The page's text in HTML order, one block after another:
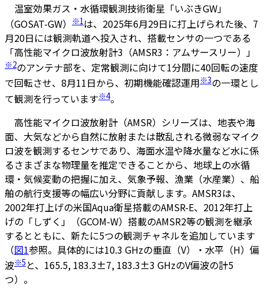
温室効果ガス・水循環観測技術衛星「いぶきGW」
（GOSAT-GW）
※1は、2025年6月29日に打上げられた後、7
月20日には観測軌道へ投入され、搭載センサの一つである
「高性能マイクロ波放射計3（AMSR3：アムサースリー）」
※2のアンテナ部を、定常観測に向けて1分間に40回転の速度
で回転させ、8月11日から、初期機能確認運用※3の一環とし
て観測を行っています※4。
高性能マイクロ波放射計（AMSR）シリーズは、地表や海
面、大気などから自然に放射または散乱される微弱なマイク
ロ波を観測するセンサであり、海面水温や降水量など水に係
るさまざまな物理量を推定できることから、地球上の水循
環・気候変動の把握に加え、気象予報、漁業（水産業）、船
舶の航行支援等の幅広い分野に貢献します。AMSR3は、
2002年打上げの米国Aqua衛星搭載のAMSR-E、2012年打上
げの「しずく」（GCOM-W）搭載のAMSR2等の観測を継承
するとともに、新たに5つの観測チャネルを追加しています
（図1参照。具体的には10.3 GHzの垂直（V）・水平（H）偏
波※5 と、165.5, 183.3±7, 183.3±3 GHzのV偏波の計5
つ）。